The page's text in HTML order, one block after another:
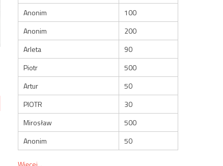
Anonim
100
Anonim
200
Arleta
90
Piotr
500
Artur
50
PIOTR
30
Mirosław
500
Anonim
50